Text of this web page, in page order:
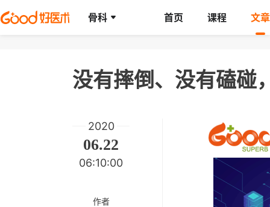
骨科 首页 课程 文章
没有摔倒、没有磕碰
2020
06.22
06:10:00
作者